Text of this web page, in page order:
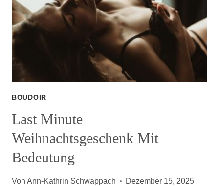
LAUTEM
HOCHZEITSTRUBEL
BOUDOIR
Last Minute
Weihnachtsgeschenk Mit
Bedeutung
Von Ann-Kathrin Schwappach Dezember 15, 2025